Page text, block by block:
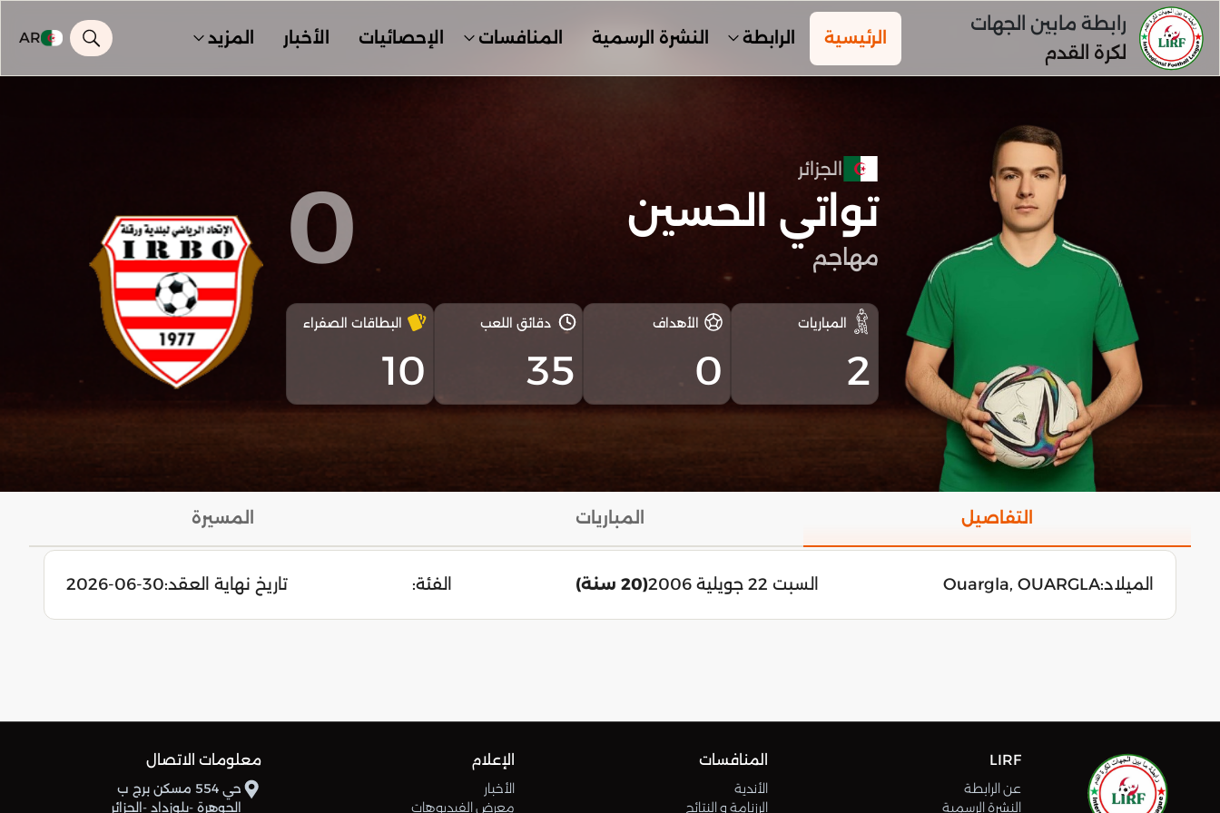
رابطة مابين الجهات
لكرة القدم
الرئيسية الرابطة النشرة الرسمية المنافسات الإحصائيات الأخبار المزيد AR
الجزائر
تواتي الحسين
مهاجم
المباريات
2
الأهداف
0
دقائق اللعب
35
البطاقات الصفراء
10
0
التفاصيل المباريات المسيرة
الميلاد:Ouargla, OUARGLA السبت 22 جويلية 2006 (20 سنة) الفئة: تاريخ نهاية العقد:2026-06-30
LIRF
عن الرابطة
النشرة الرسمية
المنافسات
الأندية
الرزنامة و النتائج
الإعلام
الأخبار
معرض الفيديوهات
معلومات الاتصال
حي 554 مسكن برج ب
الجوهرة -بلوزداد -الجزائر